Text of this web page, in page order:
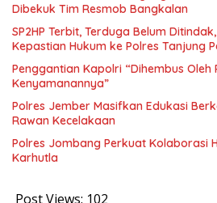
Dibekuk Tim Resmob Bangkalan
SP2HP Terbit, Terduga Belum
Kepastian Hukum ke Polres Tanjung
Penggantian Kapolri “Dihembus Oleh
Kenyamanannya”
Polres Jember Masifkan Edukasi
Rawan Kecelakaan
Polres Jombang Perkuat Kolaborasi
Karhutla
Post Views: 102